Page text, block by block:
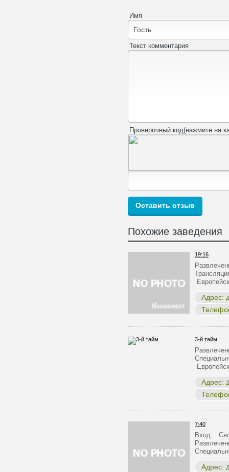
Имя
Текст комментария
Проверочный код(нажмите на
Похожие заведения
19:16
Адрес:
3-й тайм
Адрес:
7:40
Вход:
Адрес: